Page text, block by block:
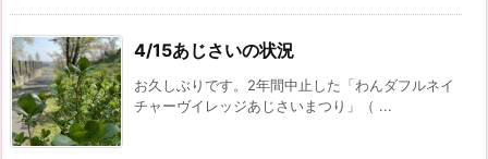
4/15あじさいの状況
お久しぶりです。2年間中止した「わんダフルネイ
チャーヴイレッジあじさいまつり」（ ...